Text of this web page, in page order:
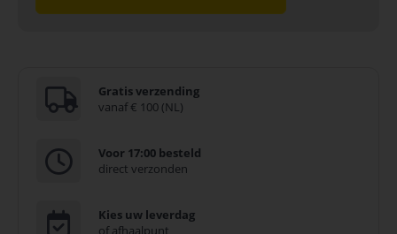
Gratis verzending
vanaf € 100 (NL)
Voor 17:00 besteld
direct verzonden
Kies uw leverdag
of afhaalpunt